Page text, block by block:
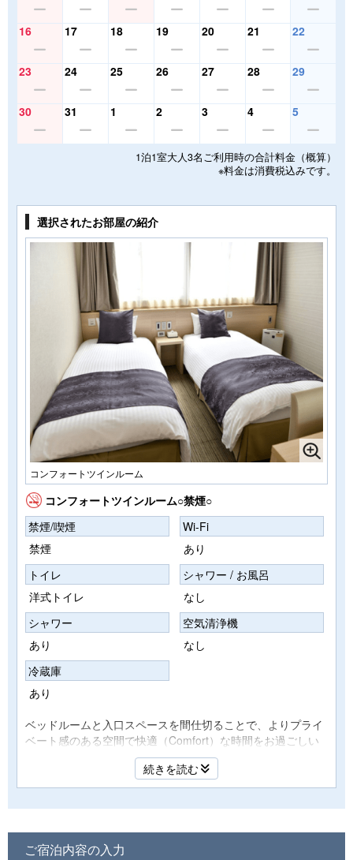
16 17 18 19 20 21 22
23 24 25 26 27 28 29
30 31 1 2 3 4 5
1泊1室大人3名ご利用時の合計料金（概算）
※料金は消費税込みです。
選択されたお部屋の紹介
コンフォートツインルーム
コンフォートツインルーム○禁煙○
禁煙/喫煙
禁煙
Wi-Fi
あり
トイレ
洋式トイレ
シャワー / お風呂
なし
シャワー
あり
空気清浄機
なし
冷蔵庫
あり
ベッドルームと入口スペースを間仕切ることで、よりプライ
ベート感のある空間で快適（Comfort）な時間をお過ごしい
ベッドマットレスには、FranceBed 社製の「ホテルベッド M
届けします（エキストラベッドを入れることで 3名様までの
ご利用が可能です）
続きを読む
ご宿泊内容の入力